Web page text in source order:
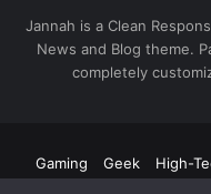
Jannah is a Clean
News and Blog theme.
completely
Gaming Geek High-